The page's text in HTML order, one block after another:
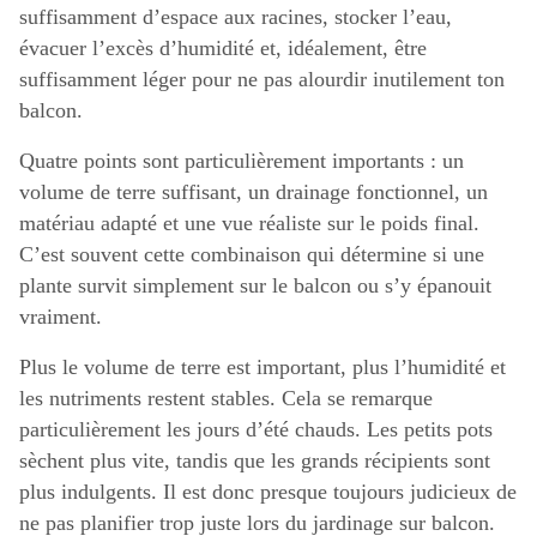
suffisamment d’espace aux racines, stocker l’eau,
évacuer l’excès d’humidité et, idéalement, être
suffisamment léger pour ne pas alourdir inutilement ton
balcon.
Quatre points sont particulièrement importants : un
volume de terre suffisant, un drainage fonctionnel, un
matériau adapté et une vue réaliste sur le poids final.
C’est souvent cette combinaison qui détermine si une
plante survit simplement sur le balcon ou s’y épanouit
vraiment.
Plus le volume de terre est important, plus l’humidité et
les nutriments restent stables. Cela se remarque
particulièrement les jours d’été chauds. Les petits pots
sèchent plus vite, tandis que les grands récipients sont
plus indulgents. Il est donc presque toujours judicieux de
ne pas planifier trop juste lors du jardinage sur balcon.